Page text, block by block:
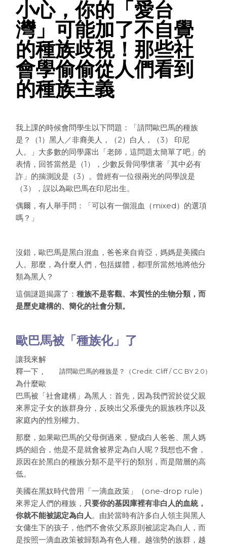
小心，你的「愛台
灣」可能加了不自覺
的種族歧視！那些社
會學偷偷從人們看到
的種族主義
我上課的時候會問學生以下問題：「請問歐巴馬的種族
是？（1）黑人／非裔美人，（2）白人，（3） 印尼
人。」大多數的同學露出「老師，這問題太簡單了吧」的
表情，回答當然是（1），少數反骨同學懷著「其中必有
詐」的揣測說是（3）。曾經有一位很兩光的同學說是
（3），誤以為歐巴馬在印尼出生。
偶爾，有人舉手問：「可以有一個混血（mixed）的選項
嗎？」
沒錯，歐巴馬是黑白混血，爸爸來自肯亞，媽媽是美國白
人。那麼，為什麼人們，包括媒體，都理所當然地將他分
類為黑人？
這個謎題揭露了：種族不是客觀、本質性的生物分類，而
是歷史建構的、簡化的社會分類。
歐巴馬被「種族化」了
請問歐巴馬的種族是？（Credit: Cliff / CC BY 2.0）
讓我來解
釋一下，
為什麼歐
巴馬被「社會建構」為黑人：首先，因為我們習於從父親
來界定子女的族群身分，反映出父系優先的親族秩序以及
家庭內的性別權力。
那麼，如果歐巴馬的父母倒過來，變成白人爸爸、黑人媽
媽的組合，他是不是就會被界定為白人呢？我想也不會，
原因在於黑白的種族分類不是平行的類別，而是階層的高
低。
美國在黑奴時代曾用「一滴血政策」（one-drop rule）
來界定人們的種族， 只要你的基因庫裡有非白人的血統，
你就不能被認定為白人。由於當時有許多白人領主與黑人
女傭生下的孩子，他們不會依父系原則被認定為白人，而
是按照一滴血政策被歸類為有色人種。越強勢的族群，越